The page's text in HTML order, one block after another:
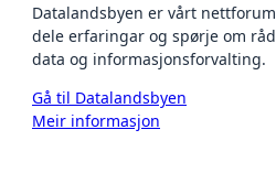
Datalandsbyen er vårt
dele erfaringar og spørje om
data og informasjonsforvalting.
Gå til Datalandsbyen
Meir informasjon